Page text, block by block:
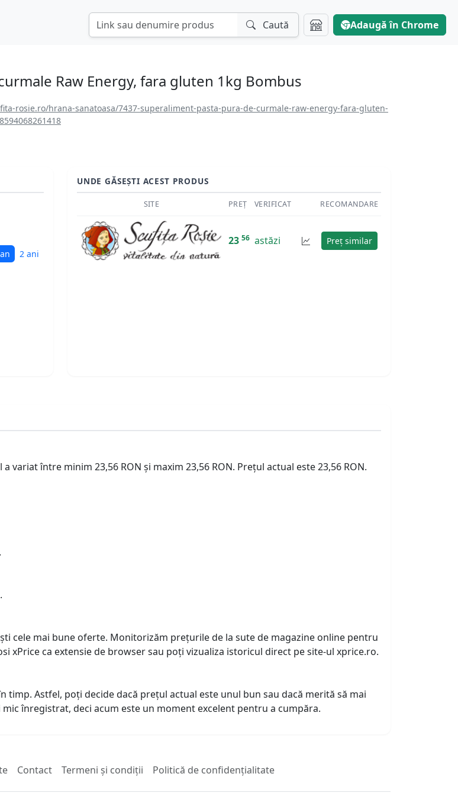
Caută Adaugă în Chrome
Raw Energy, fara gluten 1kg Bombus
rosie.ro/hrana-sanatoasa/7437-superaliment-pasta-pura-de-curmale-raw-energy-fara-gluten-
2 ani
UNDE GĂSEȘTI ACEST PRODUS
SITE PREȚ VERIFICAT RECOMANDARE
23 56 astăzi Preț similar
între minim 23,56 RON și maxim 23,56 RON. Prețul actual este 23,56 RON.
cele mai bune oferte. Monitorizăm prețurile de la sute de magazine online pentru
xPrice ca extensie de browser sau poți vizualiza istoricul direct pe site-ul xprice.ro.
Astfel, poți decide dacă prețul actual este unul bun sau dacă merită să mai
înregistrat, deci acum este un moment excelent pentru a cumpăra.
Contact Termeni și condiții Politică de confidențialitate